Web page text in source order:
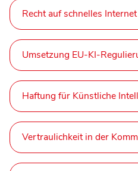
Recht auf schnelles Internet
Umsetzung EU-KI-
Haftung für Künstliche
Vertraulichkeit in der